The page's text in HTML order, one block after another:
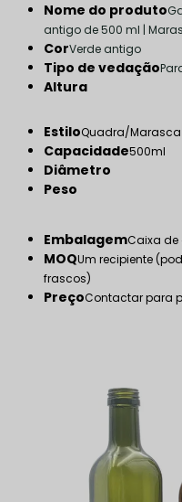
Nome do produto
antigo de 500 ml |
CorVerde antigo
Tipo de vedação
Altura
EstiloQuadra/Marasca
Capacidade500ml
Diâmetro
Peso
EmbalagemCaixa
MOQUm recipiente
frascos)
PreçoContactar para